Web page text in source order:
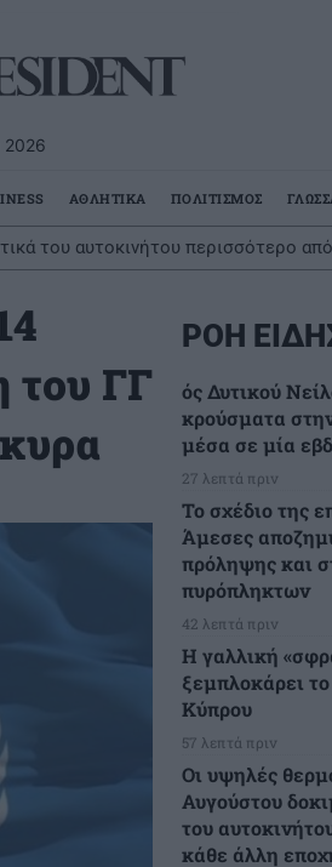
2026
ΑΘΛΗΤΙΚΑ ΠΟΛΙΤΙΣΜΟΣ
του αυτοκινήτου περισσότερο
του ΓΓ
ΡΟΗ
ός Δυτικού
κρούσματα
μέσα σε μία
27 λεπτά πριν
Το σχέδιο της
Άμεσες
πρόληψης και
πυρόπληκτων
42 λεπτά πριν
Η γαλλική
ξεμπλοκάρει
Κύπρου
57 λεπτά πριν
Οι υψηλές
Αυγούστου
του
κάθε άλλη